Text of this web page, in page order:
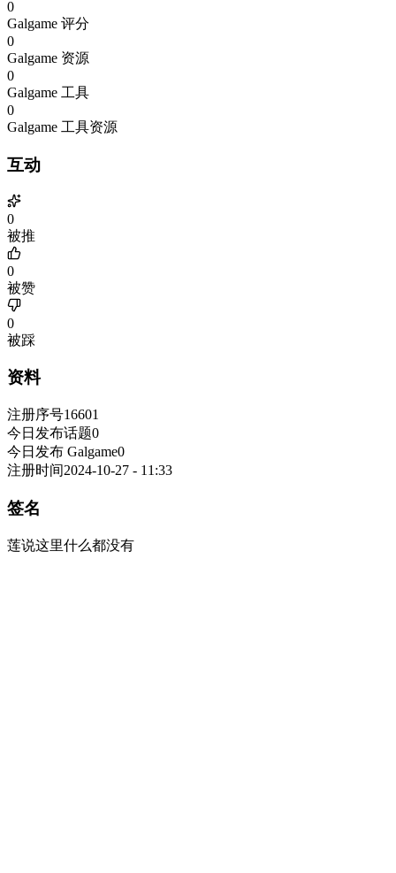
0
Galgame 评分
0
Galgame 资源
0
Galgame 工具
0
Galgame 工具资源
互动
0
被推
0
被赞
0
被踩
资料
注册序号16601
今日发布话题0
今日发布 Galgame0
注册时间2024-10-27 - 11:33
签名
莲说这里什么都没有